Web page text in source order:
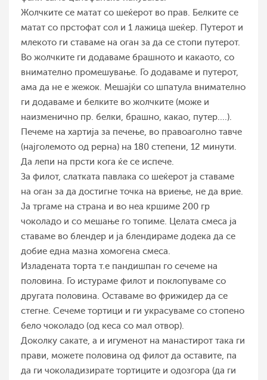
Жолчките се матат со шеќерот во прав. Белките се
матат со прстофат сол и 1 лажица шеќер. Путерот и
млекото ги ставаме на оган за да се стопи путерот.
Во жолчките ги додаваме брашното и какаото, со
внимателно промешување. Го додаваме и путерот,
ама да не е жежок. Мешајќи со шпатула внимателно
ги додаваме и белките во жолчките (може и
наизменично пр. белки, брашно, какао, путер....).
Печеме на хартија за печење, во правоаголно тавче
(најголемото од рерна) на 180 степени, 12 минути.
Да лепи на прсти кога ќе се испече.
За филот, слатката павлака со шеќерот ја ставаме
на оган за да достигне точка на вриење, не да врие.
Ја тргаме на страна и во неа кршиме 200 гр
чоколадо и со мешање го топиме. Целата смеса ја
ставаме во блендер и ја блендираме додека да се
добие една мазна хомогена смеса.
Изладената торта т.е пандишпан го сечеме на
половина. Го истураме филот и поклопуваме со
другата половина. Оставаме во фрижидер да се
стегне. Сечеме тортици и ги украсуваме со стопено
бело чоколадо (од кеса со мал отвор).
Доколку сакате, а и игуменот на манастирот така ги
прави, можете половина од филот да оставите, па
да ги чоколадизирате тортиците и одозгора (да ги